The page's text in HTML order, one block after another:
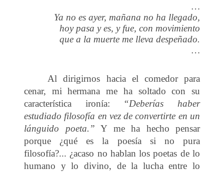
…
Ya no es ayer, mañana no ha llegado,
hoy pasa y es, y fue, con movimiento
que a la muerte me lleva despeñado.
…
Al dirigirnos hacia el comedor para
cenar, mi hermana me ha soltado con su
característica ironía: “Deberías haber
estudiado filosofía en vez de convertirte en un
lánguido poeta.” Y me ha hecho pensar
porque ¿qué es la poesía si no pura
filosofía?... ¿acaso no hablan los poetas de lo
humano y lo divino, de la lucha entre lo